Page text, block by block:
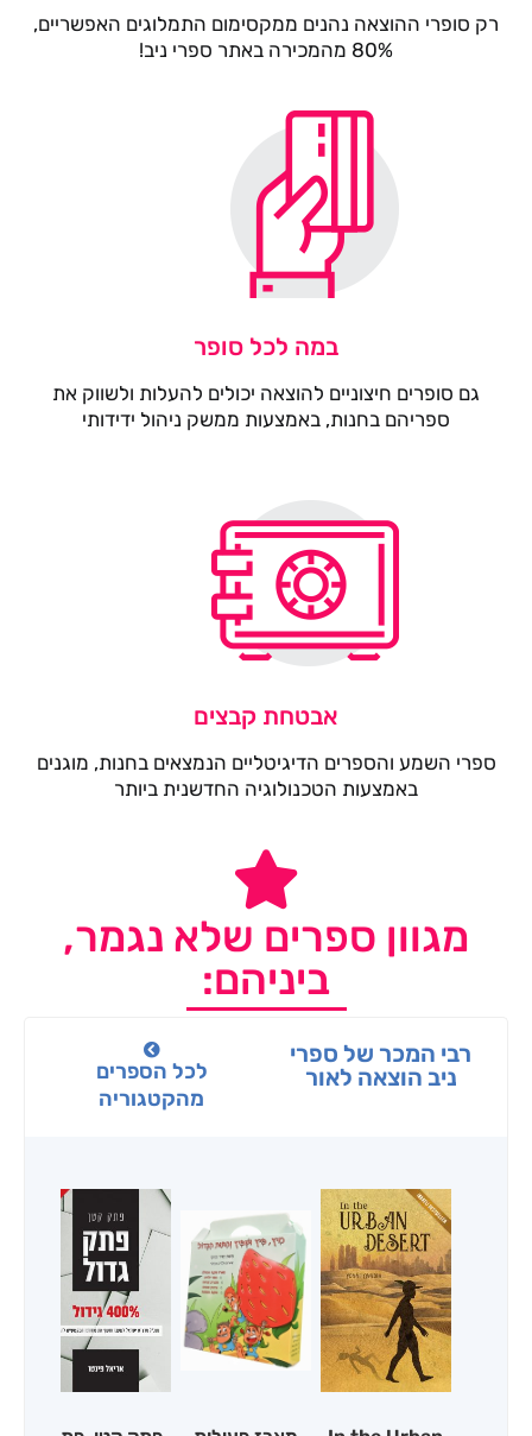
רק סופרי ההוצאה נהנים ממקסימום התמלוגים האפשריים,
80% מהמכירה באתר ספרי ניב!
במה לכל סופר
גם סופרים חיצוניים להוצאה יכולים להעלות ולשווק את
ספריהם בחנות, באמצעות ממשק ניהול ידידותי
אבטחת קבצים
ספרי השמע והספרים הדיגיטליים הנמצאים בחנות, מוגנים
באמצעות הטכנולוגיה החדשנית ביותר
מגוון ספרים שלא נגמר,
ביניהם:
רבי המכר של ספרי
ניב הוצאה לאור
לכל הספרים
מהקטגוריה